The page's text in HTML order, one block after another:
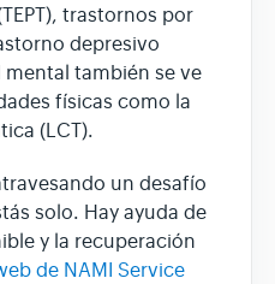
trastornos por
depresivo
mental también se ve
físicas como la
(LCT).
un desafío
solo. Hay ayuda de
y la recuperación
de NAMI Service